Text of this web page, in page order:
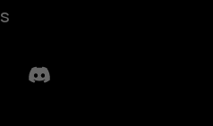
Discord